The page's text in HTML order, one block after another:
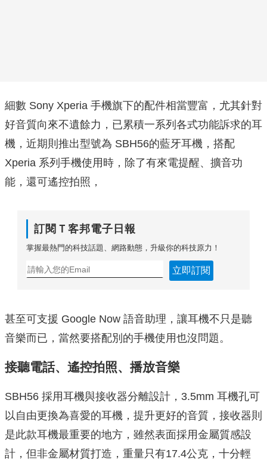
細數 Sony Xperia 手機旗下的配件相當豐富，尤其針對
好音質向來不遺餘力，已累積一系列各式功能訴求的耳
機，近期則推出型號為 SBH56的藍牙耳機，搭配
Xperia 系列手機使用時，除了有來電提醒、擴音功
能，還可遙控拍照，
訂閱Ｔ客邦電子日報
掌握最熱門的科技話題、網路動態，升級你的科技原力！
立即訂閱
甚至可支援 Google Now 語音助理，讓耳機不只是聽
音樂而已，當然要搭配別的手機使用也沒問題。
接聽電話、遙控拍照、播放音樂
SBH56 採用耳機與接收器分離設計，3.5mm 耳機孔可
以自由更換為喜愛的耳機，提升更好的音質，接收器則
是此款耳機最重要的地方，雖然表面採用金屬質感設
計，但非金屬材質打造，重量只有17.4公克，十分輕